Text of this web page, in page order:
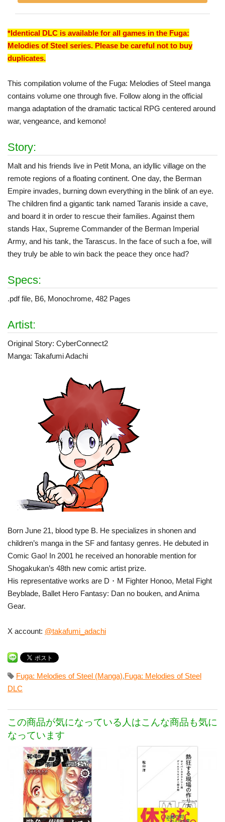
*Identical DLC is available for all games in the Fuga:
Melodies of Steel series. Please be careful not to buy
duplicates.
This compilation volume of the Fuga: Melodies of Steel manga
contains volume one through five. Follow along in the official
manga adaptation of the dramatic tactical RPG centered around
war, vengeance, and kemono!
Story:
Malt and his friends live in Petit Mona, an idyllic village on the
remote regions of a floating continent. One day, the Berman
Empire invades, burning down everything in the blink of an eye.
The children find a gigantic tank named Taranis inside a cave,
and board it in order to rescue their families. Against them
stands Hax, Supreme Commander of the Berman Imperial
Army, and his tank, the Tarascus. In the face of such a foe, will
they truly be able to win back the peace they once had?
Specs:
.pdf file, B6, Monochrome, 482 Pages
Artist:
Original Story: CyberConnect2
Manga: Takafumi Adachi
Born June 21, blood type B. He specializes in shonen and
children’s manga in the SF and fantasy genres. He debuted in
Comic Gao! In 2001 he received an honorable mention for
Shogakukan’s 48th new comic artist prize.
His representative works are D・M Fighter Honoo, Metal Fight
Beyblade, Ballet Hero Fantasy: Dan no bouken, and Anima
Gear.
X account: @takafumi_adachi
Fuga: Melodies of Steel (Manga),Fuga: Melodies of Steel
DLC
この商品が気になっている人はこんな商品も気に
なっています